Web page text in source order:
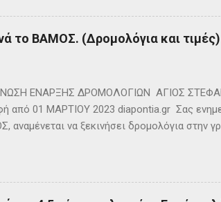
το ΒΑΜΟΣ. (Δρομολόγια και τιμές)
ΕΝΑΡΞΗΣ ΔΡΟΜΟΛΟΓΙΩΝ ΑΓΙΟΣ
από 01 ΜΑΡΤΙΟΥ 2023 diapontia.gr Σας
αναμένεται να ξεκινήσει δρομολόγια